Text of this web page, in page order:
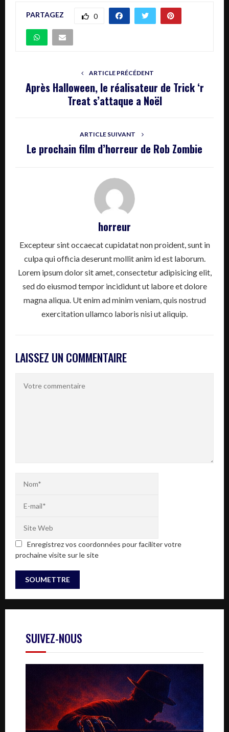
PARTAGEZ 0
ARTICLE PRÉCÉDENT
Après Halloween, le réalisateur de Trick ‘r
Treat s’attaque a Noël
ARTICLE SUIVANT
Le prochain film d’horreur de Rob Zombie
horreur
Excepteur sint occaecat cupidatat non proident, sunt in
culpa qui officia deserunt mollit anim id est laborum.
Lorem ipsum dolor sit amet, consectetur adipisicing elit,
sed do eiusmod tempor incididunt ut labore et dolore
magna aliqua. Ut enim ad minim veniam, quis nostrud
exercitation ullamco laboris nisi ut aliquip.
LAISSEZ UN COMMENTAIRE
Enregistrez vos coordonnées pour faciliter votre
prochaine visite sur le site
SUIVEZ-NOUS